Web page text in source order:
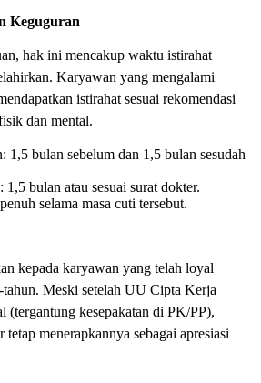
Keguguran
hak ini mencakup waktu istirahat
Karyawan yang mengalami
istirahat sesuai rekomendasi
dan mental.
1,5 bulan sebelum dan 1,5 bulan sesudah
bulan atau sesuai surat dokter.
selama masa cuti tersebut.
kepada karyawan yang telah loyal
tahun. Meski setelah UU Cipta Kerja
(tergantung kesepakatan di PK/PP),
tetap menerapkannya sebagai apresiasi